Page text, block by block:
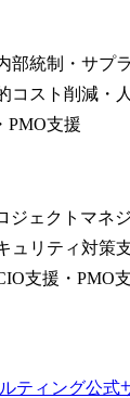
部統制・サプ
コスト削減・
PMO支援
ジェクトマネ
ュリティ対策
支援・PMO
ティング公式